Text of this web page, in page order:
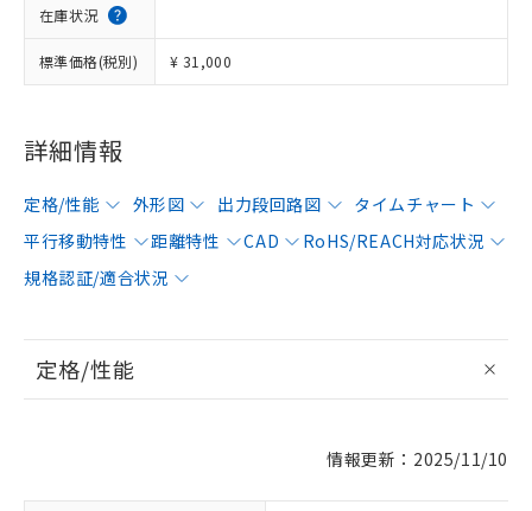
在庫状況
標準価格(税別) ¥ 31,000
詳細情報
定格/性能 外形図 出力段回路図
タイムチャート
平行移動特性
距離特性 CAD
RoHS/REACH対応状況
規格認証/適合状況
定格/性能
情報更新：2025/11/10